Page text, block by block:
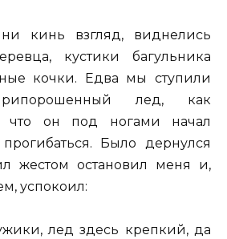
кинь взгляд, виднелись
кустики багульника
кочки. Едва мы ступили
лед, как
что он под ногами начал
Было дернулся
жестом остановил меня и,
успокоил:
лед здесь крепкий, да